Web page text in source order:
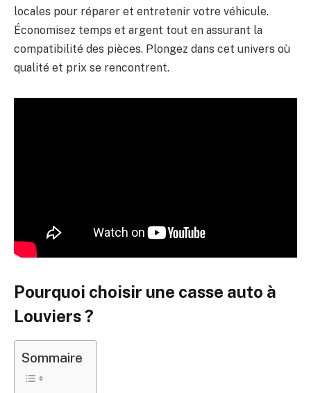
locales pour réparer et entretenir votre véhicule.
Économisez temps et argent tout en assurant la
compatibilité des pièces. Plongez dans cet univers où
qualité et prix se rencontrent.
Pourquoi choisir une casse auto à
Louviers ?
Sommaire